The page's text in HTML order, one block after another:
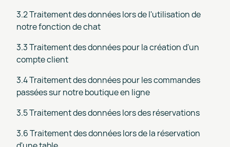
3.2 Traitement des données lors de l'utilisation de
notre fonction de chat
3.3 Traitement des données pour la création d'un
compte client
3.4 Traitement des données pour les commandes
passées sur notre boutique en ligne
3.5 Traitement des données lors des réservations
3.6 Traitement des données lors de la réservation